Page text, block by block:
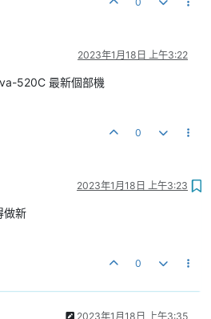
2023年1月18日 上午3:22
520C 最新個部機
0
2023年1月18日 上午3:23
做新
0
2023年1月18日 上午3:35